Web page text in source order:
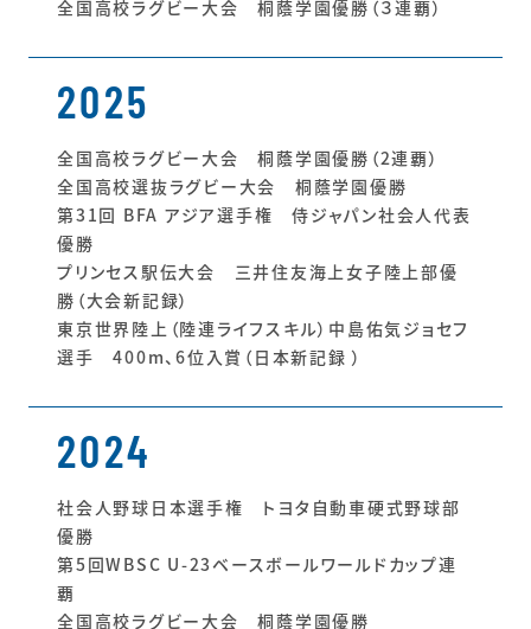
全国高校ラグビー大会 桐蔭学園優勝（３連覇）
2025
全国高校ラグビー大会 桐蔭学園優勝（2連覇）
全国高校選抜ラグビー大会 桐蔭学園優勝
第31回 BFA アジア選手権 侍ジャパン社会人代表
優勝
プリンセス駅伝大会 三井住友海上女子陸上部優
勝（大会新記録）
東京世界陸上（陸連ライフスキル）中島佑気ジョセフ
選手 400m、6位入賞（日本新記録 ）
2024
社会人野球日本選手権 トヨタ自動車硬式野球部
優勝
第5回WBSC U-23ベースボールワールドカップ連
覇
全国高校ラグビー大会 桐蔭学園優勝